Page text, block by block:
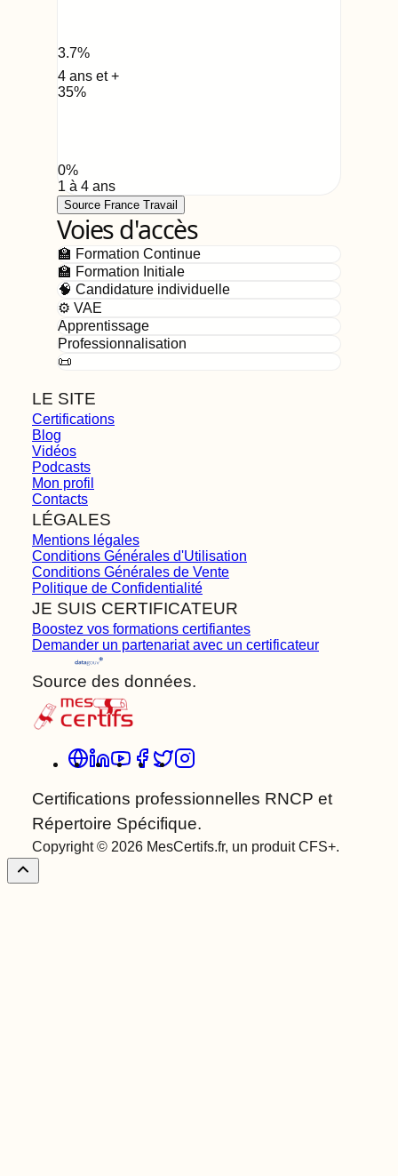
3.7%
4 ans et +
35%
0%
1 à 4 ans
Source France Travail
Voies d'accès
🏫 Formation Continue
🏫 Formation Initiale
🧠 Candidature individuelle
⚙️ VAE
Apprentissage
Professionnalisation
📜
LE SITE
Certifications
Blog
Vidéos
Podcasts
Mon profil
Contacts
LÉGALES
Mentions légales
Conditions Générales d'Utilisation
Conditions Générales de Vente
Politique de Confidentialité
JE SUIS CERTIFICATEUR
Boostez vos formations certifiantes
Demander un partenariat avec un certificateur
Source des données.
Certifications professionnelles RNCP et
Répertoire Spécifique.
Copyright © 2026 MesCertifs.fr, un produit CFS+.